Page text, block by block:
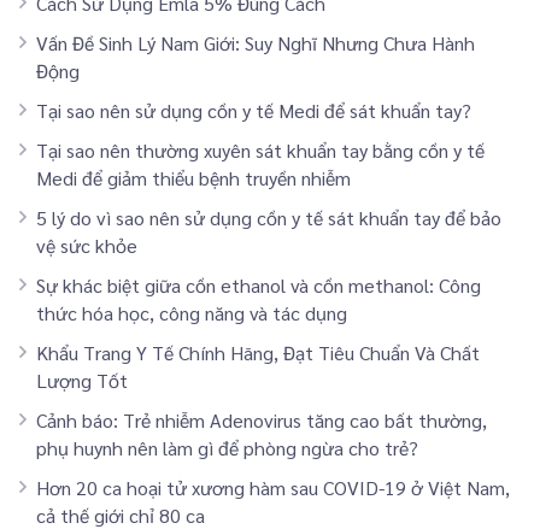
Vấn Đề Sinh Lý Nam Giới: Suy Nghĩ Nhưng Chưa Hành
Động
Tại sao nên sử dụng cồn y tế Medi để sát khuẩn tay?
Tại sao nên thường xuyên sát khuẩn tay bằng cồn y tế
Medi để giảm thiểu bệnh truyền nhiễm
5 lý do vì sao nên sử dụng cồn y tế sát khuẩn tay để bảo
vệ sức khỏe
Sự khác biệt giữa cồn ethanol và cồn methanol: Công
thức hóa học, công năng và tác dụng
Khẩu Trang Y Tế Chính Hãng, Đạt Tiêu Chuẩn Và Chất
Lượng Tốt
Cảnh báo: Trẻ nhiễm Adenovirus tăng cao bất thường,
phụ huynh nên làm gì để phòng ngừa cho trẻ?
Hơn 20 ca hoại tử xương hàm sau COVID-19 ở Việt Nam,
cả thế giới chỉ 80 ca